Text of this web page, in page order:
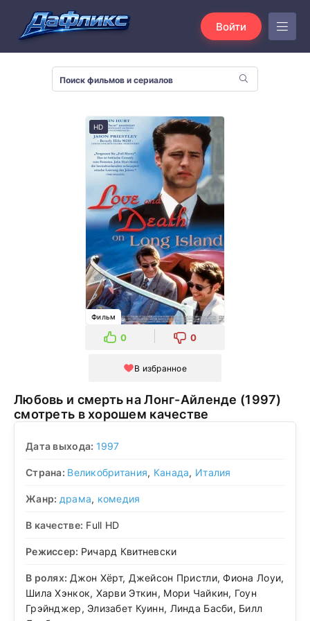
Войти
HD
Фильм
0 0
В избранное
Любовь и смерть на Лонг-Айленде (1997)
смотреть в хорошем качестве
Дата выхода: 1997
Страна: Великобритания, Канада, Италия
Жанр: драма, комедия
В качестве: Full HD
Режиссер: Ричард Квитневски
В ролях: Джон Хёрт, Джейсон Пристли, Фиона Лоуи,
Шила Хэнкок, Харви Эткин, Мори Чайкин, Гоун
Грэйнджер, Элизабет Куинн, Линда Басби, Билл